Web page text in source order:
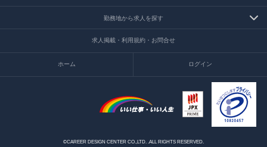
勤務地から求人を探す
求人掲載・利用規約・お問合せ
ホーム ログイン
©CAREER DESIGN CENTER CO.,LTD. .ALL RIGHTS RESERVED.